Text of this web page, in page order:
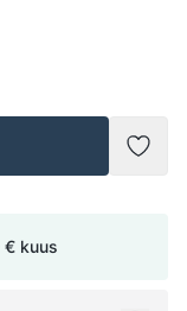
€ kuus